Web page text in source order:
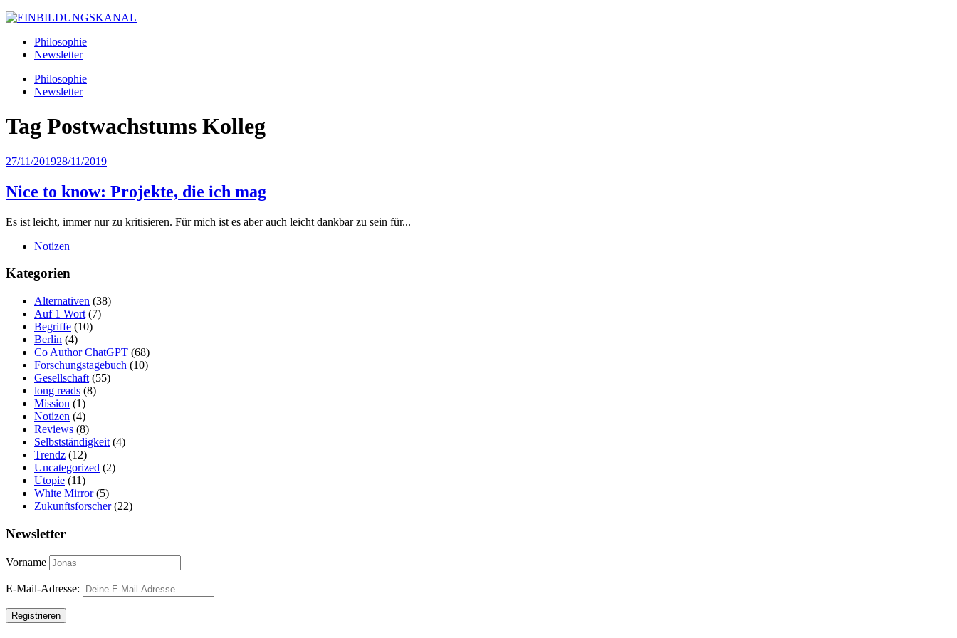
Philosophie
Newsletter
Philosophie
Newsletter
Tag Postwachstums Kolleg
27/11/201928/11/2019
Nice to know: Projekte, die ich mag
Es ist leicht, immer nur zu kritisieren. Für mich ist es aber auch leicht dankbar zu sein für...
Notizen
Kategorien
Alternativen (38)
Auf 1 Wort (7)
Begriffe (10)
Berlin (4)
Co Author ChatGPT (68)
Forschungstagebuch (10)
Gesellschaft (55)
long reads (8)
Mission (1)
Notizen (4)
Reviews (8)
Selbstständigkeit (4)
Trendz (12)
Uncategorized (2)
Utopie (11)
White Mirror(5)
Zukunftsforscher(22)
Newsletter
Vorname
E-Mail-Adresse: